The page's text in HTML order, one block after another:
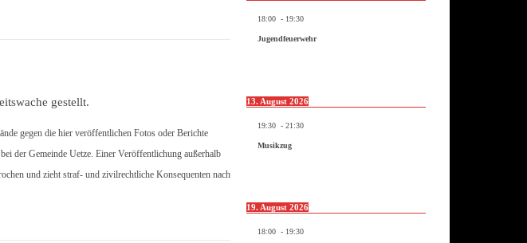
gestellt.
gegen die hier veröffentlichen Fotos oder Berichte
der Gemeinde Uetze. Einer Veröffentlichung außerhalb
und zieht straf- und zivilrechtliche Konsequenten nach
18:00 - 19:30
Jugendfeuerwehr
13. August 2026
19:30 - 21:30
Musikzug
19. August 2026
18:00 - 19:30